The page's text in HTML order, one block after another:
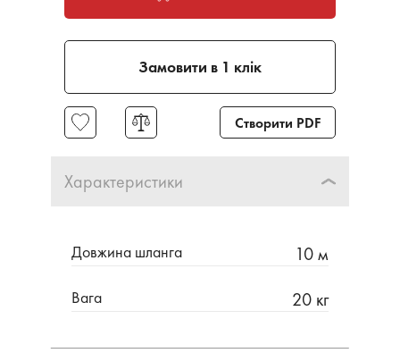
Замовити в 1 клік
Створити PDF
Характеристики
Довжина шланга 10 м
Вага 20 кг